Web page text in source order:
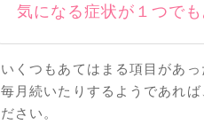
気になる症状が１つで
いくつもあてはまる項目があ
毎月続いたりするようであれ
ださい。